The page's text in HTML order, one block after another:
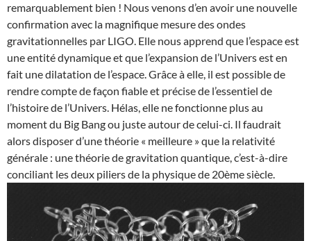
remarquablement bien ! Nous venons d’en avoir une nouvelle
confirmation avec la magnifique mesure des ondes
gravitationnelles par LIGO. Elle nous apprend que l’espace est
une entité dynamique et que l’expansion de l’Univers est en
fait une dilatation de l’espace. Grâce à elle, il est possible de
rendre compte de façon fiable et précise de l’essentiel de
l’histoire de l’Univers. Hélas, elle ne fonctionne plus au
moment du Big Bang ou juste autour de celui-ci. Il faudrait
alors disposer d’une théorie « meilleure » que la relativité
générale : une théorie de gravitation quantique, c’est-à-dire
conciliant les deux piliers de la physique de 20ème siècle.